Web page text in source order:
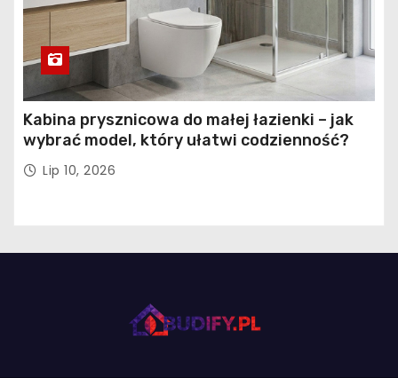
Kabina prysznicowa do małej łazienki – jak
wybrać model, który ułatwi codzienność?
Lip 10, 2026